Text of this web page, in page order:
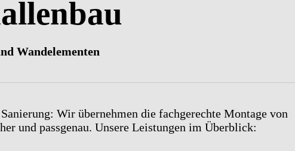
Wandelementen
Wir übernehmen die fachgerechte Montage von
und passgenau. Unsere Leistungen im Überblick: